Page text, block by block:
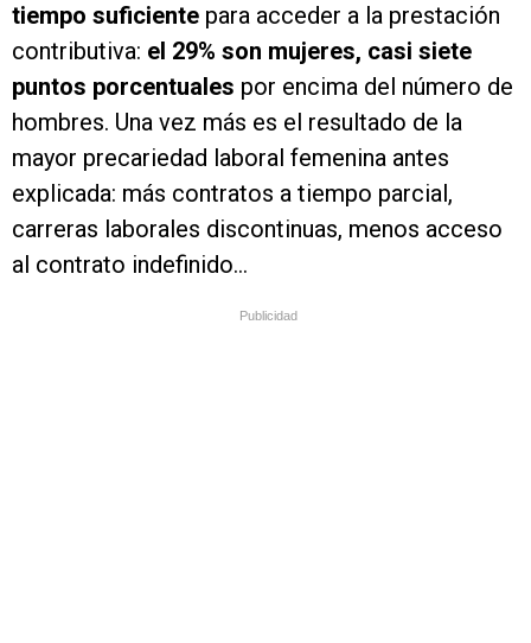
tiempo suficiente para acceder a la prestación
contributiva: el 29% son mujeres, casi siete
puntos porcentuales por encima del número de
hombres. Una vez más es el resultado de la
mayor precariedad laboral femenina antes
explicada: más contratos a tiempo parcial,
carreras laborales discontinuas, menos acceso
al contrato indefinido…
Publicidad